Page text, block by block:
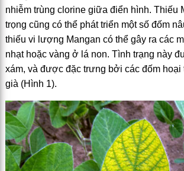
nhiễm trùng clorine giữa điển hình. Thiếu
trọng cũng có thể phát triển một số đốm
thiếu vi lượng Mangan có thể gây ra các
nhạt hoặc vàng ở lá non. Tình trạng này
xám, và được đặc trưng bởi các đốm
già (Hình 1).